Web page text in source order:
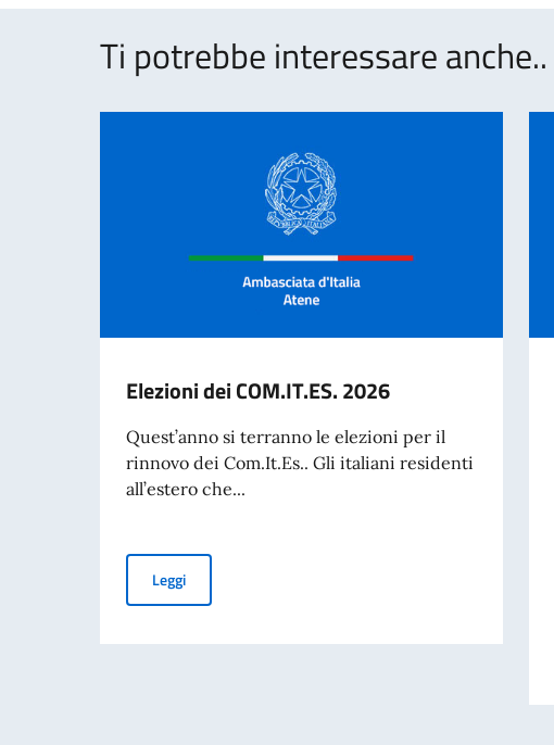
Ti potrebbe interessare anche..
Elezioni dei COM.IT.ES. 2026
Quest’anno si terranno le elezioni per il
rinnovo dei Com.It.Es.. Gli italiani residenti
all’estero che...
LeggiElezioni dei COM.IT.ES. 2026